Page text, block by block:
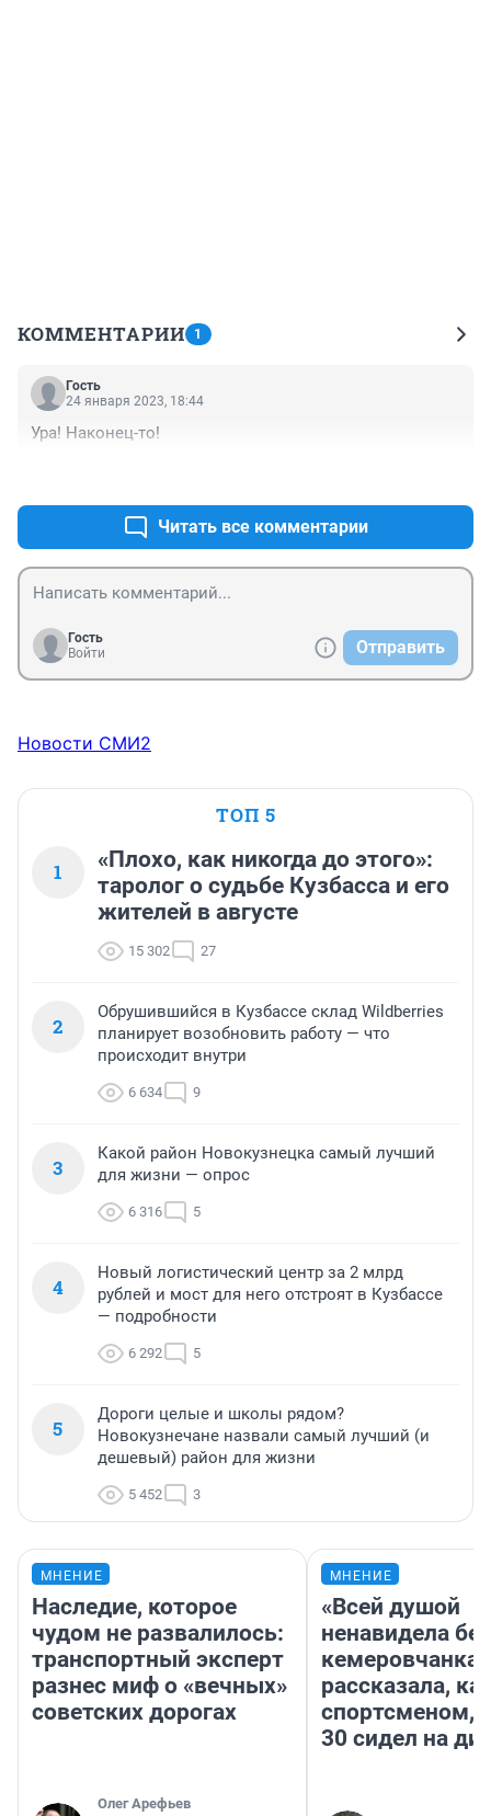
КОММЕНТАРИИ 1
Гость
24 января 2023, 18:44
Ура! Наконец-то!
Читать все комментарии
Гость
Войти
Отправить
Новости СМИ2
ТОП 5
1
«Плохо, как никогда до этого»:
таролог о судьбе Кузбасса и его
жителей в августе
15 302 27
2
Обрушившийся в Кузбассе склад Wildberries
планирует возобновить работу — что
происходит внутри
6 634 9
3
Какой район Новокузнецка самый лучший
для жизни — опрос
6 316 5
4
Новый логистический центр за 2 млрд
рублей и мост для него отстроят в Кузбассе
— подробности
6 292 5
5
Дороги целые и школы рядом?
Новокузнечане назвали самый лучший (и
дешевый) район для жизни
5 452 3
МНЕНИЕ
Наследие, которое
чудом не развалилось:
транспортный эксперт
разнес миф о «вечных»
советских дорогах
Олег Арефьев
МНЕНИЕ
«Всей душой
ненавидела
кемеровчанка
рассказала,
спортсменом,
30 сидел на